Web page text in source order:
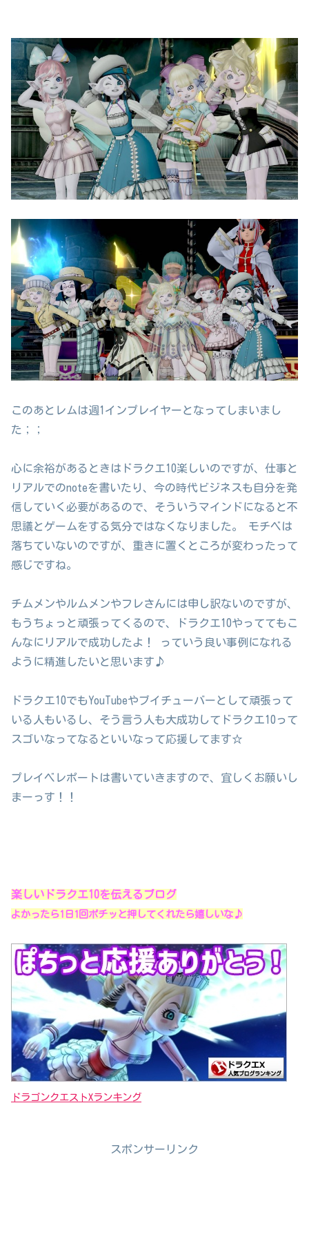
このあとレムは週1インプレイヤーとなってしまいまし
た；；
心に余裕があるときはドラクエ10楽しいのですが、仕事と
リアルでのnoteを書いたり、今の時代ビジネスも自分を発
信していく必要があるので、そういうマインドになると不
思議とゲームをする気分ではなくなりました。 モチベは
落ちていないのですが、重きに置くところが変わったって
感じですね。
チムメンやルムメンやフレさんには申し訳ないのですが、
もうちょっと頑張ってくるので、ドラクエ10やっててもこ
んなにリアルで成功したよ！ っていう良い事例になれる
ように精進したいと思います♪
ドラクエ10でもYouTubeやブイチューバーとして頑張って
いる人もいるし、そう言う人も大成功してドラクエ10って
スゴいなってなるといいなって応援してます☆
プレイベレポートは書いていきますので、宜しくお願いし
まーっす！！
楽しいドラクエ10を伝えるブログ
よかったら1日1回ポチッと押してくれたら嬉しいな♪
ドラゴンクエストXランキング
スポンサーリンク